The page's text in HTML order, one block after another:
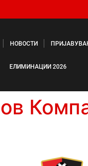
НОВОСТИ
ЕЛИМИНАЦИИ 2026